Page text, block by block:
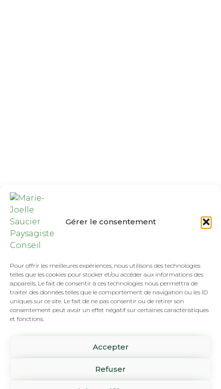
Gérer le consentement
Pour offrir les meilleures expériences, nous utilisons des technologies
telles que les cookies pour stocker et/ou accéder aux informations des
appareils. Le fait de consentir à ces technologies nous permettra de
traiter des données telles que le comportement de navigation ou les ID
uniques sur ce site. Le fait de ne pas consentir ou de retirer son
consentement peut avoir un effet négatif sur certaines caractéristiques
et fonctions.
Accepter
Refuser
SUR RENDEZ-VOUS SEULEMENT
1061 rue Pierre-Beaumont
Lévis, Qc G6Z 3H2